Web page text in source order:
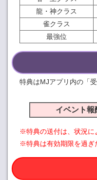
龍・神クラス
雀クラス
最強位
特典はMJアプリ内の「
イベント報
※特典の送付は、状況に
※特典は有効期限を過ぎ